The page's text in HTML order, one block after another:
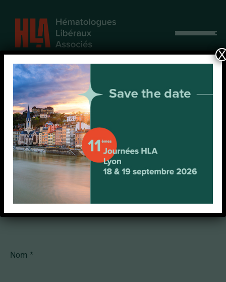
menu
Questionnaire sur la
pratique de la
recherche clinique au
sein des centres HLA
Nom *
X